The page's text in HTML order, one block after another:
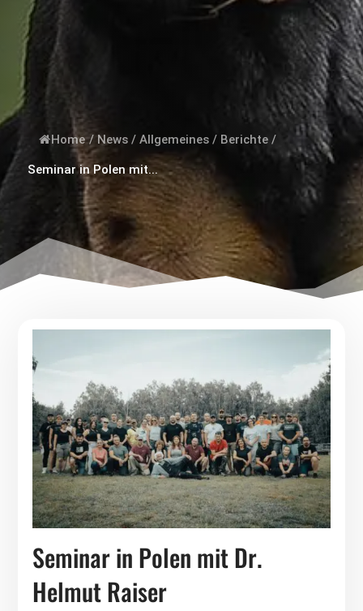
Home / News / Allgemeines / Berichte /
Seminar in Polen mit...
Seminar in Polen mit Dr.
Helmut Raiser